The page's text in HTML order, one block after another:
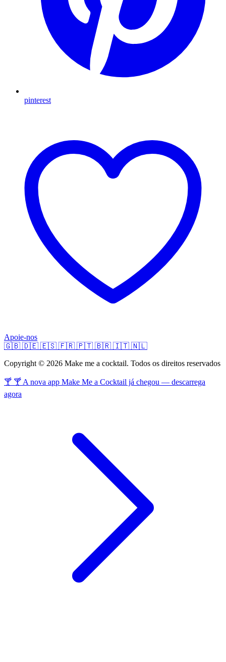
pinterest
Apoie-nos
🇬🇧 🇩🇪 🇪🇸 🇫🇷 🇵🇹 🇧🇷 🇮🇹 🇳🇱
Copyright © 2026 Make me a cocktail. Todos os direitos reservados
🍸 🍸 A nova app Make Me a Cocktail já chegou — descarrega
agora